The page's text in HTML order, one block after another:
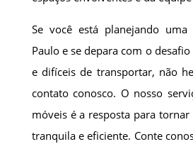
Se você está planejando uma
Paulo e se depara com o
e difíceis de transportar, não
contato conosco. O nosso
móveis é a resposta para
tranquila e eficiente. Conte